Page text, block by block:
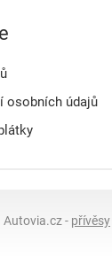
osobních údajů
Autovia.cz- přívěsy